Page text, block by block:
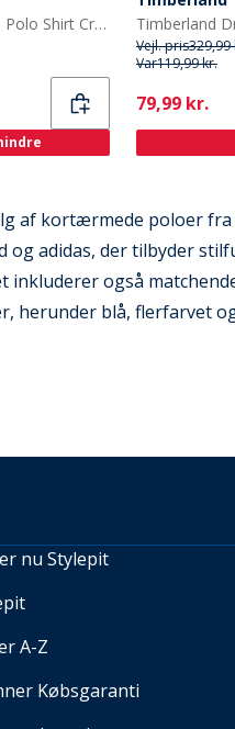
Brave Soul Drenge Rialto Polo Shirt Creme/Lys Grøn/Mellem Grøn Cream/Lt Green/Mid Green
Timberland
Vejl. pris329,99
Var119,99 kr.
Current
79,99 kr.
af kortærmede poloer fra
adidas, der tilbyder
inkluderer også
herunder blå, flerfarvet
nu Stylepit
A-Z
Købsgaranti